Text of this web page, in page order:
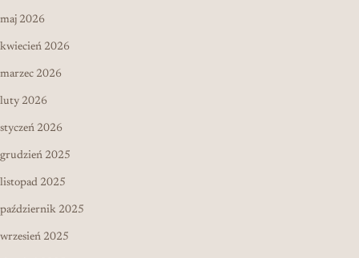
maj 2026
kwiecień 2026
marzec 2026
luty 2026
styczeń 2026
grudzień 2025
listopad 2025
październik 2025
wrzesień 2025